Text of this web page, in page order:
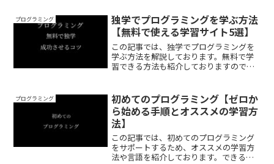
んでいってください。
プログラミング
独学でプログラミングを学ぶ方法
【無料で使える学習サイト5選】
この記事では、独学でプログラミングを
学ぶ方法を解説しております。無料で学
習できる方法も紹介しておりますので、
プログラミング
初めてのプログラミング【ゼロか
ら始める手順とオススメの学習方
法】
この記事では、初めてのプログラミング
をサポートするため、オススメの学習方
法や言語を紹介しております。できるだ